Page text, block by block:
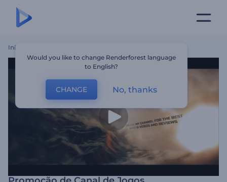
Início
Would you like to change Renderforest language
to English?
CHANGE No, thanks